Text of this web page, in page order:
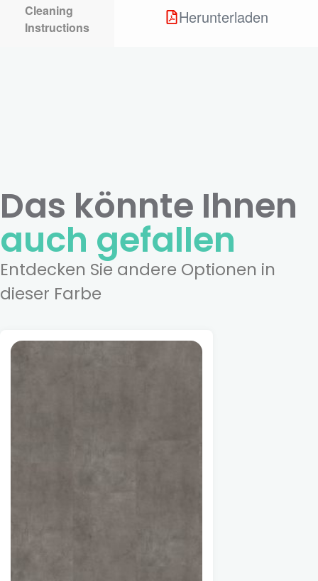
Cleaning
Instructions
Herunterladen
Das könnte Ihnen
auch gefallen
Entdecken Sie andere Optionen in
dieser Farbe